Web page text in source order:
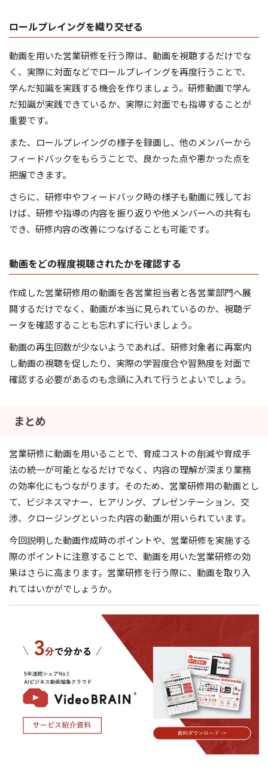
ロールプレイングを織り交ぜる
動画を用いた営業研修を行う際は、動画を視聴するだけでな
く、実際に対面などでロールプレイングを再度行うことで、
学んだ知識を実践する機会を作りましょう。研修動画で学ん
だ知識が実践できているか、実際に対面でも指導することが
重要です。
また、ロールプレイングの様子を録画し、他のメンバーから
フィードバックをもらうことで、良かった点や悪かった点を
把握できます。
さらに、研修中やフィードバック時の様子も動画に残してお
けば、研修や指導の内容を振り返りや他メンバーへの共有も
でき、研修内容の改善につなげることも可能です。
動画をどの程度視聴されたかを確認する
作成した営業研修用の動画を各営業担当者と各営業部門へ展
開するだけでなく、動画が本当に見られているのか、視聴デ
ータを確認することも忘れずに行いましょう。
動画の再生回数が少ないようであれば、研修対象者に再案内
し動画の視聴を促したり、実際の学習度合や習熟度を対面で
確認する必要があるのも念頭に入れて行うとよいでしょう。
まとめ
営業研修に動画を用いることで、育成コストの削減や育成手
法の統一が可能となるだけでなく、内容の理解が深まり業務
の効率化にもつながります。そのため、営業研修用の動画とし
て、ビジネスマナー、ヒアリング、プレゼンテーション、交
渉、クロージングといった内容の動画が用いられています。
今回説明した動画作成時のポイントや、営業研修を実施する
際のポイントに注意することで、動画を用いた営業研修の効
果はさらに高まります。営業研修を行う際に、動画を取り入
れてはいかがでしょうか。